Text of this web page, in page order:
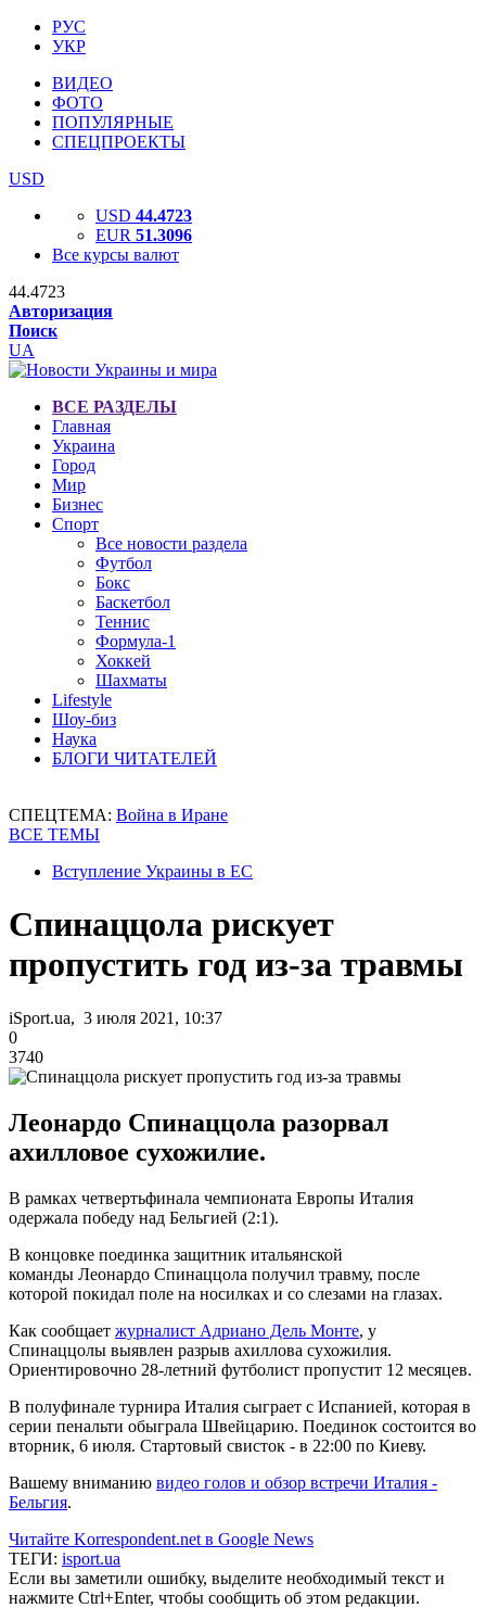
РУС
УКР
ВИДЕО
ФОТО
ПОПУЛЯРНЫЕ
СПЕЦПРОЕКТЫ
USD
USD 44.4723
EUR 51.3096
Все курсы валют
44.4723
Авторизация
Поиск
UA
ВСЕ РАЗДЕЛЫ
Главная
Украина
Город
Мир
Бизнес
Спорт
Все новости раздела
Футбол
Бокс
Баскетбол
Теннис
Формула-1
Хоккей
Шахматы
Lifestyle
Шоу-биз
Наука
БЛОГИ ЧИТАТЕЛЕЙ
СПЕЦТЕМА: Война в Иране
ВСЕ ТЕМЫ
Вступление Украины в ЕС
Спинаццола рискует
пропустить год из-за травмы
iSport.ua, 3 июля 2021, 10:37
0
3740
Леонардо Спинаццола разорвал
ахилловое сухожилие.
В рамках четвертьфинала чемпионата Европы Италия
одержала победу над Бельгией (2:1).
В концовке поединка защитник итальянской
команды Леонардо Спинаццола получил травму, после
которой покидал поле на носилках и со слезами на глазах.
Как сообщает журналист Адриано Дель Монте, у
Спинаццолы выявлен разрыв ахиллова сухожилия.
Ориентировочно 28-летний футболист пропустит 12 месяцев.
В полуфинале турнира Италия сыграет с Испанией, которая в
серии пенальти обыграла Швейцарию. Поединок состоится во
вторник, 6 июля. Стартовый свисток - в 22:00 по Киеву.
Вашему вниманию видео голов и обзор встречи Италия -
Бельгия.
Читайте Korrespondent.net в Google News
ТЕГИ: isport.ua
Если вы заметили ошибку, выделите необходимый текст и
нажмите Ctrl+Enter, чтобы сообщить об этом редакции.